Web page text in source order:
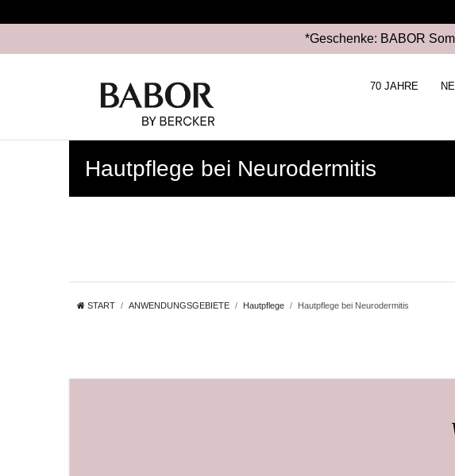
*Geschenke: BABOR
70 JAHRE
Hautpflege bei Neurodermitis
START ANWENDUNGSGEBIETE Hautpflege Hautpflege bei Neurodermitis